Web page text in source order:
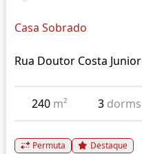
Casa Sobrado
Rua Doutor Costa Junior
240 m² 3 dorms
Permuta Destaque